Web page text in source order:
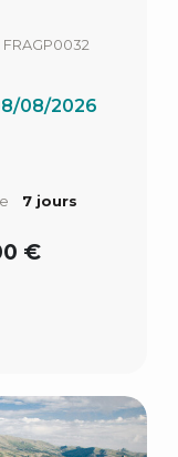
08/2026
7 jours
€